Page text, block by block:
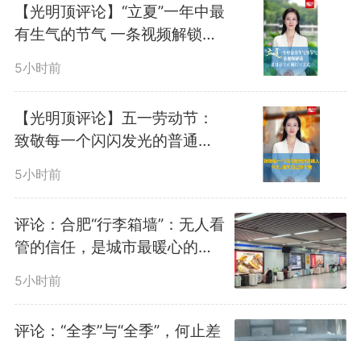
【光明顶评论】“立夏”一年中最
有生气的节气 一条视频解锁夏
5小时前
【光明顶评论】五一劳动节：
致敬每一个闪闪发光的普通人
5小时前
评论：合肥“行李箱墙”：无人看
管的信任，是城市最暖心的名
5小时前
评论：“全李”与“全季”，何止差